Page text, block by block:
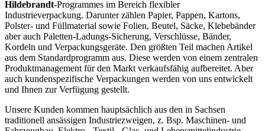
Hildebrandt-Programmes im Bereich flexibler
Industrieverpackung. Darunter zählen Papier, Pappen, Kartons,
Polster- und Füllmaterial sowie Folien, Beutel, Säcke, Klebebänder
aber auch Paletten-Ladungs-Sicherung, Verschlüsse, Bänder,
Kordeln und Verpackungsgeräte. Den größten Teil machen Artikel
aus dem Standardprogramm aus. Diese werden von einem zentralen
Produktmanagement für den Markt verkaufsfähig aufbereitet. Aber
auch kundenspezifische Verpackungen werden von uns entwickelt
und Ihnen zur Verfügung gestellt.
Unsere Kunden kommen hauptsächlich aus den in Sachsen
traditionell ansässigen Industriezweigen, z. Bsp. Maschinen- und